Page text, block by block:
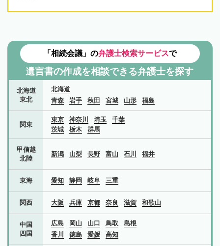
「相続会議」の弁護士検索サービスで
遺言書の作成を相談できる弁護士を探す
北海道
東北
北海道
青森
岩手 秋田 宮城 山形 福島
関東
東京 神奈川 埼玉
千葉
茨城
栃木 群馬
甲信越
北陸
新潟 山梨 長野 富山 石川 福井
東海 愛知 静岡 岐阜 三重
関西 大阪 兵庫 京都 奈良 滋賀 和歌山
中国
四国
広島 岡山 山口 鳥取
島根
香川
徳島 愛媛 高知